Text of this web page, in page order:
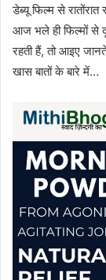
डेब्यू फिल्म से
आज भले ही फिल्मों से
रहती हैं, तो आइए
खास बातों के बारे में…